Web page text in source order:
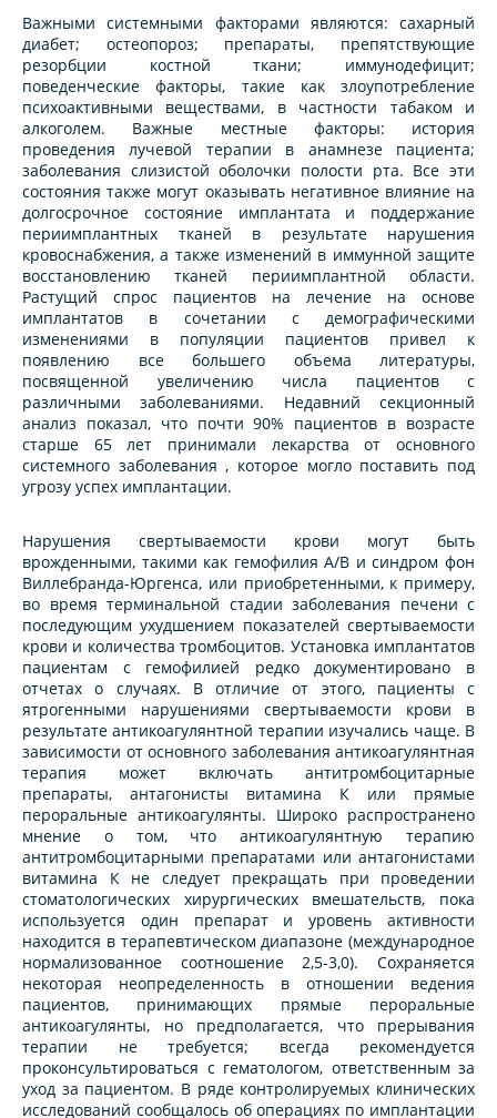
Важными системными факторами являются: сахарный
диабет; остеопороз; препараты, препятствующие
резорбции костной ткани; иммунодефицит;
поведенческие факторы, такие как злоупотребление
психоактивными веществами, в частности табаком и
алкоголем. Важные местные факторы: история
проведения лучевой терапии в анамнезе пациента;
заболевания слизистой оболочки полости рта. Все эти
состояния также могут оказывать негативное влияние на
долгосрочное состояние имплантата и поддержание
периимплантных тканей в результате нарушения
кровоснабжения, а также изменений в иммунной защите
восстановлению тканей периимплантной области.
Растущий спрос пациентов на лечение на основе
имплантатов в сочетании с демографическими
изменениями в популяции пациентов привел к
появлению все большего объема литературы,
посвященной увеличению числа пациентов с
различными заболеваниями. Недавний секционный
анализ показал, что почти 90% пациентов в возрасте
старше 65 лет принимали лекарства от основного
системного заболевания , которое могло поставить под
угрозу успех имплантации.
Нарушения свертываемости крови могут быть
врожденными, такими как гемофилия A/B и синдром фон
Виллебранда-Юргенса, или приобретенными, к примеру,
во время терминальной стадии заболевания печени с
последующим ухудшением показателей свертываемости
крови и количества тромбоцитов. Установка имплантатов
пациентам с гемофилией редко документировано в
отчетах о случаях. В отличие от этого, пациенты с
ятрогенными нарушениями свертываемости крови в
результате антикоагулянтной терапии изучались чаще. В
зависимости от основного заболевания антикоагулянтная
терапия может включать антитромбоцитарные
препараты, антагонисты витамина К или прямые
пероральные антикоагулянты. Широко распространено
мнение о том, что антикоагулянтную терапию
антитромбоцитарными препаратами или антагонистами
витамина К не следует прекращать при проведении
стоматологических хирургических вмешательств, пока
используется один препарат и уровень активности
находится в терапевтическом диапазоне (международное
нормализованное соотношение 2,5-3,0). Сохраняется
некоторая неопределенность в отношении ведения
пациентов, принимающих прямые пероральные
антикоагулянты, но предполагается, что прерывания
терапии не требуется; всегда рекомендуется
проконсультироваться с гематологом, ответственным за
уход за пациентом. В ряде контролируемых клинических
исследований сообщалось об операциях по имплантации